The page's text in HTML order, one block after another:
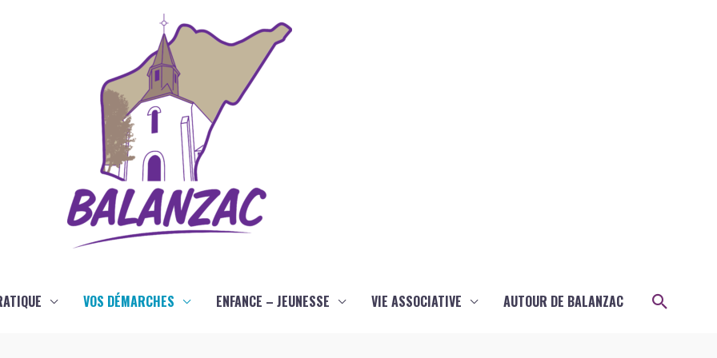
VOS DÉMARCHES ENFANCE – JEUNESSE VIE ASSOCIATIVE AUTOUR DE BALANZAC